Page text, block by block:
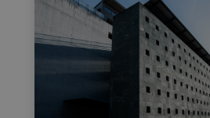
supplémentaires, le temps
et les éventuels suppléments
hebdomadaire, tout en
synthèse claire et exportable